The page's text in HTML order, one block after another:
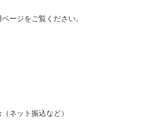
ージをご覧ください。
ネット振込など）